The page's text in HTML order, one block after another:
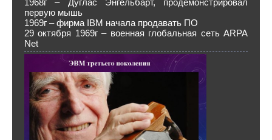
1968г – Дуглас Энгельбарт, продемонстрировал
первую мышь
1969г – фирма IBM начала продавать ПО
29 октября 1969г – военная глобальная сеть ARPA
Net